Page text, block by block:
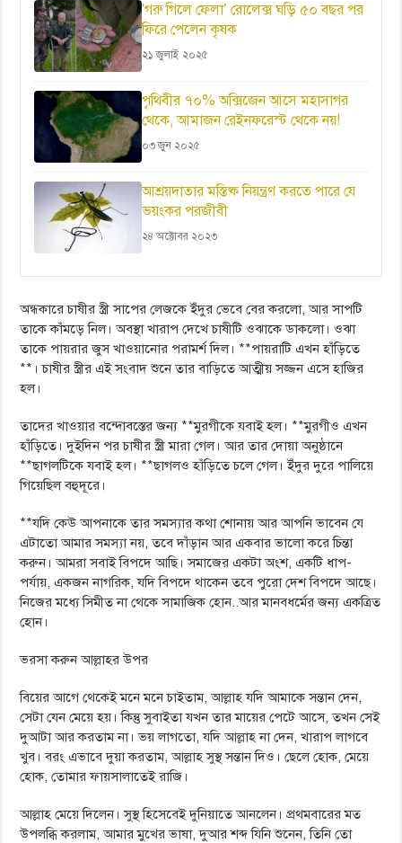
'গরু গিলে ফেলা’ রোলেক্স ঘড়ি ৫০ বছর পর
ফিরে পেলেন কৃষক
২১ জুলাই ২০২৫
পৃথিবীর ৭০% অক্সিজেন আসে মহাসাগর
থেকে, আমাজন রেইনফরেস্ট থেকে নয়!
০৩ জুন ২০২৫
আশ্রয়দাতার মস্তিষ্ক নিয়ন্ত্রণ করতে পারে যে
ভয়ংকর পরজীবী
২৪ অক্টোবর ২০২৩
অন্ধকারে চাষীর স্ত্রী সাপের লেজকে ইঁদুর ভেবে বের করলো, আর সাপটি
তাকে কাঁমড়ে নিল। অবস্থা খারাপ দেখে চাষীটি ওঝাকে ডাকলো। ওঝা
তাকে পায়রার জুস খাওয়ানোর পরামর্শ দিল। **পায়রাটি এখন হাঁড়িতে
**। চাষীর স্ত্রীর এই সংবাদ শুনে তার বাড়িতে আত্মীয় সজ্জন এসে হাজির
হল।
তাদের খাওয়ার বন্দোবস্তের জন্য **মুরগীকে যবাই হল। **মুরগীও এখন
হাঁড়িতে। দুইদিন পর চাষীর স্ত্রী মারা গেল। আর তার দোয়া অনুষ্ঠানে
**ছাগলটিকে যবাই হল। **ছাগলও হাঁড়িতে চলে গেল। ইঁদুর দুরে পালিয়ে
গিয়েছিল বহুদূরে।
**যদি কেউ আপনাকে তার সমস্যার কথা শোনায় আর আপনি ভাবেন যে
এটাতো আমার সমস্যা নয়, তবে দাঁড়ান আর একবার ভালো করে চিন্তা
করুন। আমরা সবাই বিপদে আছি। সমাজের একটা অংশ, একটি ধাপ-
পর্যায়, একজন নাগরিক, যদি বিপদে থাকেন তবে পুরো দেশ বিপদে আছে।
নিজের মধ্যে সিমীত না থেকে সামাজিক হোন..আর মানবধর্মের জন্য একত্রিত
হোন।
ভরসা করুন আল্লাহর উপর
বিয়ের আগে থেকেই মনে মনে চাইতাম, আল্লাহ যদি আমাকে সন্তান দেন,
সেটা যেন মেয়ে হয়। কিন্তু সুবাইতা যখন তার মায়ের পেটে আসে, তখন সেই
দুআটা আর করতাম না। ভয় লাগতো, যদি আল্লাহ না দেন, খারাপ লাগবে
খুব। বরং এভাবে দুয়া করতাম, আল্লাহ সুস্থ সন্তান দিও। ছেলে হোক, মেয়ে
হোক, তোমার ফায়সালাতেই রাজি।
আল্লাহ মেয়ে দিলেন। সুস্থ হিসেবেই দুনিয়াতে আনলেন। প্রথমবারের মত
উপলব্ধি করলাম, আমার মুখের ভাষা, দুআর শব্দ যিনি শুনেন, তিনি তো